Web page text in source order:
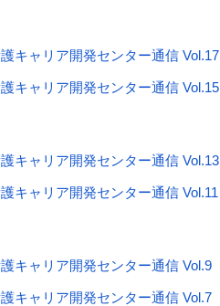
キャリア開発センター通信 Vol.17
キャリア開発センター通信 Vol.15
キャリア開発センター通信 Vol.13
キャリア開発センター通信 Vol.11
キャリア開発センター通信 Vol.9
キャリア開発センター通信 Vol.7